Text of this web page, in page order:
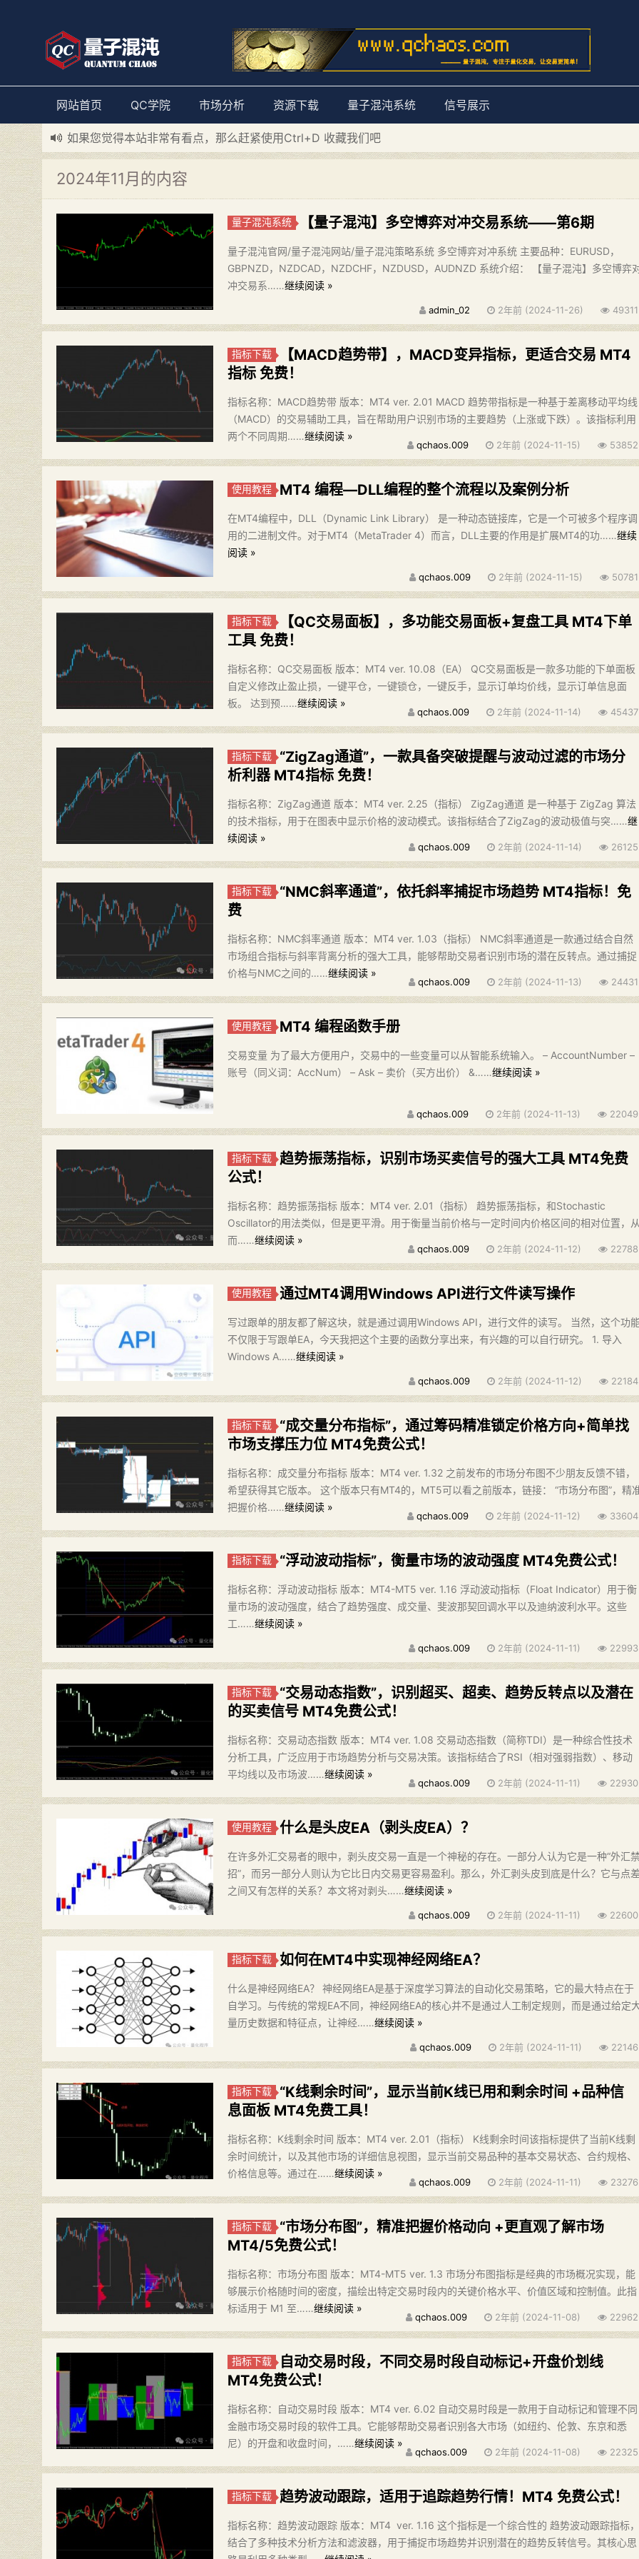
网站首页 QC学院 市场分析 资源下载 量子混沌系统 信号展示
新添加量子混沌系统板块，欢迎大家访问！---“量子混沌系统”
如果您觉得本站非常有看点，那么赶紧使用Ctrl+D 收藏我们吧
2024年11月的内容
量子混沌系统 【量子混沌】多空博弈对冲交易系统——第6期
量子混沌官网/量子混沌网站/量子混沌策略系统 多空博弈对冲系统 主要品种：EURUSD，
GBPNZD，NZDCAD，NZDCHF，NZDUSD，AUDNZD 系统介绍： 【量子混沌】多空博弈
冲交易系……继续阅读 »
admin_02 2年前 (2024-11-26) 49311
指标下载
【MACD趋势带】，MACD变异指标，更适合交易 MT4
指标 免费！
指标名称：MACD趋势带 版本：MT4 ver. 2.01 MACD 趋势带指标是一种基于差离移动平均线
（MACD）的交易辅助工具，旨在帮助用户识别市场的主要趋势（上涨或下跌）。该指标利用
两个不同周期……继续阅读 »
qchaos.009 2年前 (2024-11-15) 53852
使用教程 MT4 编程—DLL编程的整个流程以及案例分析
在MT4编程中，DLL（Dynamic Link Library） 是一种动态链接库，它是一个可被多个程序调
用的二进制文件。对于MT4（MetaTrader 4）而言，DLL主要的作用是扩展MT4的功……继续
阅读 »
qchaos.009 2年前 (2024-11-15) 50781
指标下载
【QC交易面板】，多功能交易面板+复盘工具 MT4下单
工具 免费！
指标名称：QC交易面板 版本：MT4 ver. 10.08（EA） QC交易面板是一款多功能的下单面板
自定义修改止盈止损，一键平仓，一键锁仓，一键反手，显示订单均价线，显示订单信息面
板。 达到预……继续阅读 »
qchaos.009 2年前 (2024-11-14) 45437
指标下载
“ZigZag通道”，一款具备突破提醒与波动过滤的市场分
析利器 MT4指标 免费！
指标名称：ZigZag通道 版本：MT4 ver. 2.25（指标） ZigZag通道 是一种基于 ZigZag 算法
的技术指标，用于在图表中显示价格的波动模式。该指标结合了ZigZag的波动极值与突……继
续阅读 »
qchaos.009 2年前 (2024-11-14) 26125
指标下载
“NMC斜率通道”，依托斜率捕捉市场趋势 MT4指标！免
费
指标名称：NMC斜率通道 版本：MT4 ver. 1.03（指标） NMC斜率通道是一款通过结合自然
市场组合指标与斜率背离分析的强大工具，能够帮助交易者识别市场的潜在反转点。通过捕捉
价格与NMC之间的……继续阅读 »
qchaos.009 2年前 (2024-11-13) 24431
使用教程 MT4 编程函数手册
交易变量 为了最大方便用户，交易中的一些变量可以从智能系统输入。 – AccountNumber –
账号（同义词：AccNum） – Ask – 卖价（买方出价） &……继续阅读 »
qchaos.009 2年前 (2024-11-13) 22049
指标下载
趋势振荡指标，识别市场买卖信号的强大工具 MT4免费
公式！
指标名称：趋势振荡指标 版本：MT4 ver. 2.01（指标） 趋势振荡指标，和Stochastic
Oscillator的用法类似，但是更平滑。用于衡量当前价格与一定时间内价格区间的相对位置，
而……继续阅读 »
qchaos.009 2年前 (2024-11-12) 22788
使用教程 通过MT4调用Windows API进行文件读写操作
写过跟单的朋友都了解这块，就是通过调用Windows API，进行文件的读写。 当然，这个功
不仅限于写跟单EA，今天我把这个主要的函数分享出来，有兴趣的可以自行研究。 1. 导入
Windows A……继续阅读 »
qchaos.009 2年前 (2024-11-12) 22184
指标下载
“成交量分布指标”，通过筹码精准锁定价格方向+简单找
市场支撑压力位 MT4免费公式！
指标名称：成交量分布指标 版本：MT4 ver. 1.32 之前发布的市场分布图不少朋友反馈不错，
希望获得其它版本。 这个版本只有MT4的，MT5可以看之前版本，链接： “市场分布图”，精
把握价格……继续阅读 »
qchaos.009 2年前 (2024-11-12) 33604
指标下载 “​浮动波动指标”，衡量市场的波动强度 MT4免费公式！
指标名称：浮动波动指标 版本：MT4-MT5 ver. 1.16 浮动波动指标（Float Indicator）用于衡
量市场的波动强度，结合了趋势强度、成交量、斐波那契回调水平以及迪纳波利水平。这些
工……继续阅读 »
qchaos.009 2年前 (2024-11-11) 22993
指标下载
“交易动态指数”，识别超买、超卖、趋势反转点以及潜在
的买卖信号 MT4免费公式！
指标名称：交易动态指数 版本：MT4 ver. 1.08 交易动态指数（简称TDI）是一种综合性技术
分析工具，广泛应用于市场趋势分析与交易决策。该指标结合了RSI（相对强弱指数）、移动
平均线以及市场波……继续阅读 »
qchaos.009 2年前 (2024-11-11) 22930
使用教程 什么是头皮EA（剥头皮EA）？
在许多外汇交易者的眼中，剥头皮交易一直是一个神秘的存在。一部分人认为它是一种“外汇
招”，而另一部分人则认为它比日内交易更容易盈利。那么，外汇剥头皮到底是什么？它与点
之间又有怎样的关系？本文将对剥头……继续阅读 »
qchaos.009 2年前 (2024-11-11) 22600
指标下载 如何在MT4中实现神经网络EA？
​什么是神经网络EA？ 神经网络EA是基于深度学习算法的自动化交易策略，它的最大特点在于
自学习。与传统的常规EA不同，神经网络EA的核心并不是通过人工制定规则，而是通过给定
量历史数据和特征点，让神经……继续阅读 »
qchaos.009 2年前 (2024-11-11) 22146
指标下载
“K线剩余时间”，显示当前K线已用和剩余时间 +品种信
息面板 MT4免费工具！
指标名称：K线剩余时间 版本：MT4 ver. 2.01（指标） K线剩余时间该指标提供了当前K线剩
余时间统计，以及其他市场的详细信息视图，显示当前交易品种的基本交易状态、合约规格、
价格信息等。通过在……继续阅读 »
qchaos.009 2年前 (2024-11-11) 23276
指标下载
“市场分布图”，精准把握价格动向 +更直观了解市场
MT4/5免费公式！
指标名称：市场分布图 版本：MT4-MT5 ver. 1.3 市场分布图指标是经典的市场概况实现，能
够展示价格随时间的密度，描绘出特定交易时段内的关键价格水平、价值区域和控制值。此指
标适用于 M1 至……继续阅读 »
qchaos.009 2年前 (2024-11-08) 22962
指标下载
自动交易时段，不同交易时段自动标记+开盘价划线
MT4免费公式！
指标名称：自动交易时段 版本：MT4 ver. 6.02 自动交易时段是一款用于自动标记和管理不同
金融市场交易时段的软件工具。它能够帮助交易者识别各大市场（如纽约、伦敦、东京和悉
尼）的开盘和收盘时间，……继续阅读 »
qchaos.009 2年前 (2024-11-08) 22325
指标下载 趋势波动跟踪，适用于追踪趋势行情！MT4 免费公式！
指标名称：趋势波动跟踪 版本：MT4 ver. 1.16 这个指标是一个综合性的 趋势波动跟踪指标，
结合了多种技术分析方法和滤波器，用于捕捉市场趋势并识别潜在的趋势反转信号。其核心思